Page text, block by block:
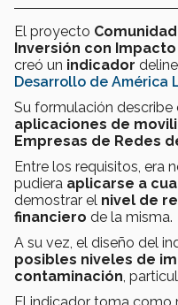
El proyecto
Inversión con Impacto
creó un indicador
Desarrollo de América
Su formulación
aplicaciones de
Empresas de Redes
Entre los requisitos, era
pudiera aplicarse a
demostrar el nivel de
financiero de la misma.
A su vez, el diseño del
posibles niveles de
contaminación ,